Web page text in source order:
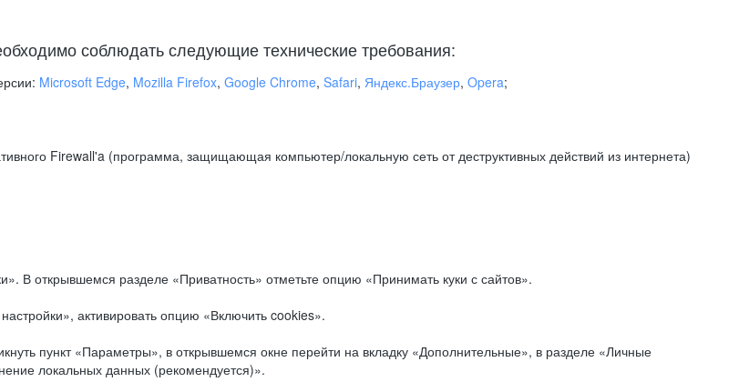
соблюдать следующие технические требования:
Microsoft Edge, Mozilla Firefox, Google Chrome, Safari, Яндекс.Браузер, Opera;
Firewall'a (программа, защищающая компьютер/локальную сеть от деструктивных действий из интернета)
открывшемся разделе «Приватность» отметьте опцию «Принимать куки с сайтов».
активировать опцию «Включить cookies».
пункт «Параметры», в открывшемся окне перейти на вкладку «Дополнительные», в разделе «Личные
локальных данных (рекомендуется)».